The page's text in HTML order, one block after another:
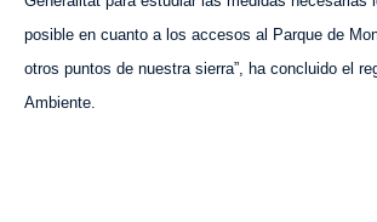
posible en cuanto a los accesos al Parque de
otros puntos de nuestra sierra”, ha concluido el
Ambiente.